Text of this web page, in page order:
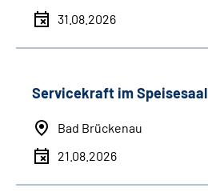
31.08.2026
Servicekraft im Speisesaal
Bad Brückenau
21.08.2026